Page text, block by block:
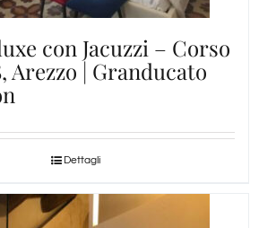
con Jacuzzi – Corso
Arezzo | Granducato
Dettagli